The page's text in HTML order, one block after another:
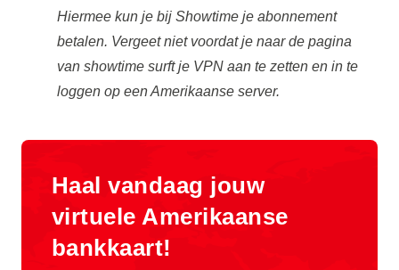
Hiermee kun je bij Showtime je abonnement
betalen. Vergeet niet voordat je naar de pagina
van showtime surft je VPN aan te zetten en in te
loggen op een Amerikaanse server.
Haal vandaag jouw
virtuele Amerikaanse
bankkaart!